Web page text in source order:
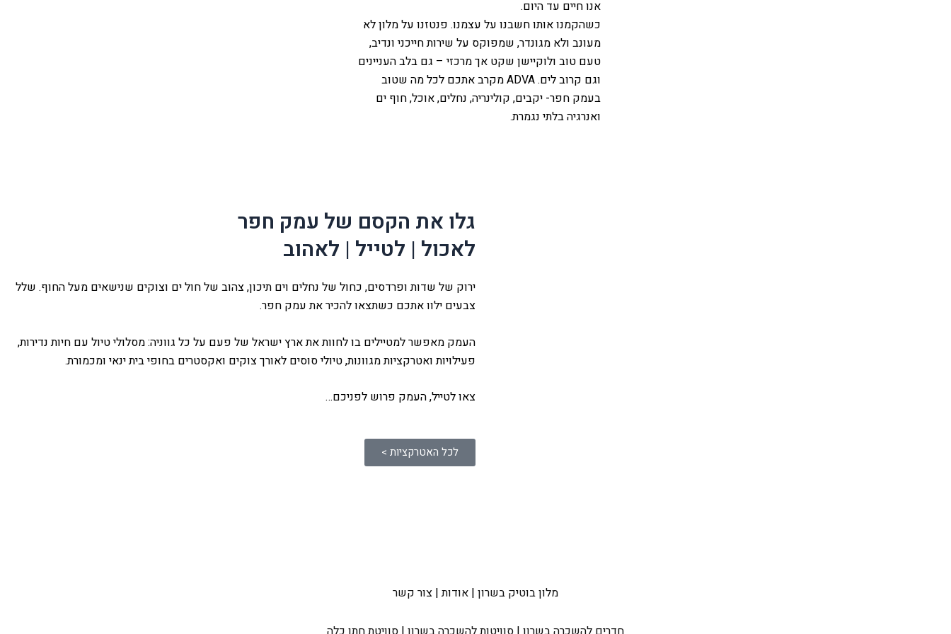
אנו חיים עד היום.
כשהקמנו אותו חשבנו על עצמנו. פנטזנו על מלון לא
מעונב ולא מגונדר, שמפוקס על שירות חייכני ונדיב,
טעם טוב ולוקיישן שקט אך מרכזי – גם בלב העניינים
וגם קרוב לים. ADVA מקרב אתכם לכל מה שטוב
בעמק חפר- יקבים, קולינריה, נחלים, אוכל, חוף ים
ואנרגיה בלתי נגמרת.
גלו את הקסם של עמק חפר
לאכול | לטייל | לאהוב
ירוק של שדות ופרדסים, כחול של נחלים וים תיכון, צהוב של חול ים וצוקים שנישאים מעל החוף. שלל
צבעים ילוו אתכם כשתצאו להכיר את עמק חפר.
העמק מאפשר למטיילים בו לחוות את ארץ ישראל של פעם על כל גווניה: מסלולי טיול עם חיות נדירות,
פעילויות ואטרקציות מגוונות, טיולי סוסים לאורך צוקים ואקסטרים בחופי בית ינאי ומכמורת.
צאו לטייל, העמק פרוש לפניכם…
לכל האטרקציות >
מלון בוטיק בשרון | אודות| צור קשר